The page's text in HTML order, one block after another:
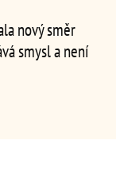
nový směr
smysl a není